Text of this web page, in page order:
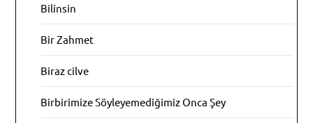
Bilinsin
Bir Zahmet
Biraz cilve
Birbirimize Söyleyemediğimiz Onca Şey